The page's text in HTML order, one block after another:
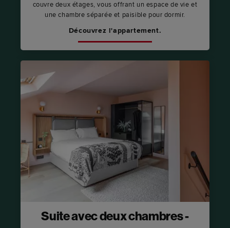
couvre deux étages, vous offrant un espace de vie et
une chambre séparée et paisible pour dormir.
Découvrez l'appartement.
Suite avec deux chambres -